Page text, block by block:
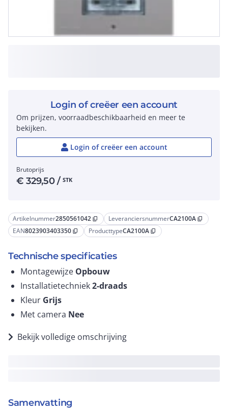
Artikelnummer2850561042 content_copy LeveranciersnummerCA2100A content_copy
EAN8023903403350 content_copy ProducttypeCA2100A content_copy
Technische specificaties
Montagewijze Opbouw
Installatietechniek2-draads
Kleur Grijs
Met camera Nee
Bekijk volledige omschrijving
Samenvatting
Login of creëer een account
Om prijzen, voorraadbeschikbaarheid en meer te
bekijken.
Login of creëer een account
Brutoprijs
€329,50/ STK